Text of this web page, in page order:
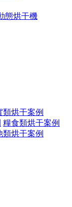
態烘干機
類烘干案例
糧食類烘干案例
類烘干案例